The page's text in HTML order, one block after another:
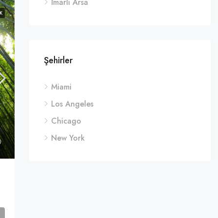
Şehirler
Miami
Los Angeles
Chicago
New York